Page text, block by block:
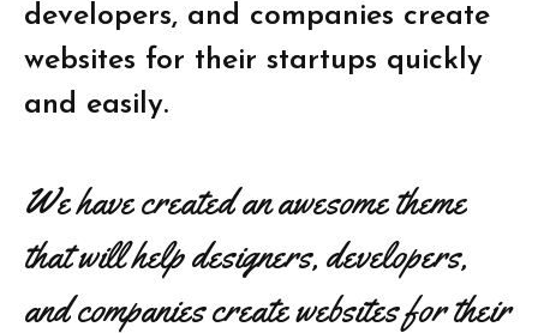
developers, and companies create
websites for their startups quickly
and easily.
We have created an awesome theme
that will help designers, developers,
and companies create websites for their